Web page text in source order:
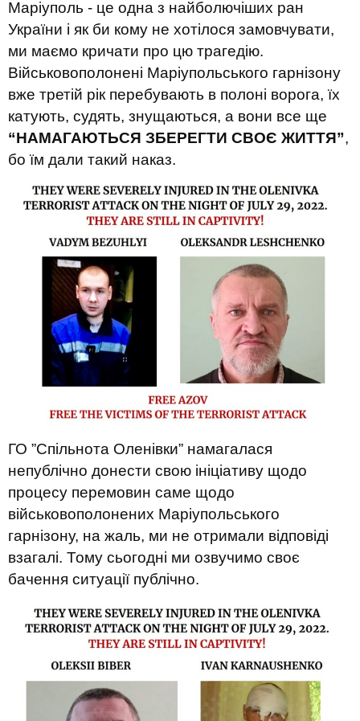
Маріуполь - це одна з найболючіших ран
України і як би кому не хотілося замовчувати,
ми маємо кричати про цю трагедію.
Військовополонені Маріупольського гарнізону
вже третій рік перебувають в полоні ворога, їх
катують, судять, знущаються, а вони все ще
“НАМАГАЮТЬСЯ ЗБЕРЕГТИ СВОЄ ЖИТТЯ”,
бо їм дали такий наказ.
ГО ”Спільнота Оленівки” намагалася
непублічно донести свою ініціативу щодо
процесу перемовин саме щодо
військовополонених Маріупольського
гарнізону, на жаль, ми не отримали відповіді
взагалі. Тому сьогодні ми озвучимо своє
бачення ситуації публічно.